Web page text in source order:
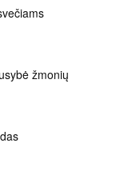
žmonių